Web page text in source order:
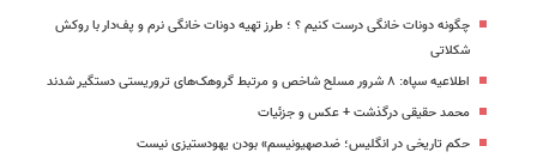
چگونه دونات خانگی درست کنیم ؟ ؛ طرز تهیه دونات خانگی نرم و پف‌دار با روکش
شکلاتی
اطلاعیه سپاه: ۸ شرور مسلح شاخص و مرتبط گروهک‌های تروریستی دستگیر شدند
محمد حقیقی درگذشت + عکس و جزئیات
حکم تاریخی در انگلیس؛ ضدصهیونیسم» بودن یهودستیزی نیست